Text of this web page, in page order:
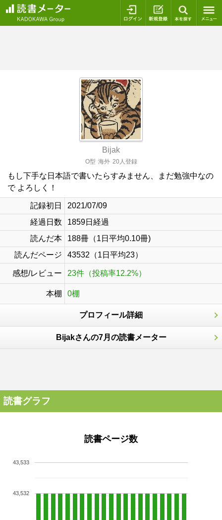
ログイン 新規登録
Bijak
O型 海外 20人登録
もし下手な日本語で書いたらすみません、まだ勉強中なの
で よろしく！
記録初日
2021/07/09
経過日数
1859日経過
読んだ本
188冊（1日平均0.10冊)
読んだページ
43532（1日平均23）
感想/レビュー 23件（投稿率12.2%）
本棚 0棚
プロフィール詳細
Bijakさんの7月の読書メーター
読書グラフ
読書ページ数
43,532
43,533